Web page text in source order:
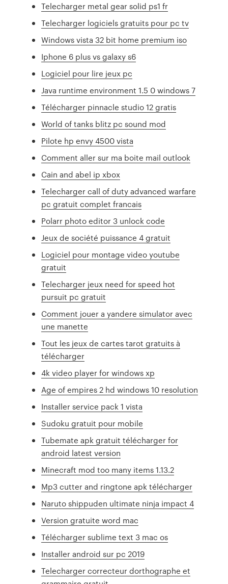
Telecharger metal gear solid ps1 fr
Telecharger logiciels gratuits pour pc tv
Windows vista 32 bit home premium iso
Iphone 6 plus vs galaxy s6
Logiciel pour lire jeux pc
Java runtime environment 1.5 0 windows 7
Télécharger pinnacle studio 12 gratis
World of tanks blitz pc sound mod
Pilote hp envy 4500 vista
Comment aller sur ma boite mail outlook
Cain and abel ip xbox
Telecharger call of duty advanced warfare
pc gratuit complet francais
Polarr photo editor 3 unlock code
Jeux de société puissance 4 gratuit
Logiciel pour montage video youtube
gratuit
Telecharger jeux need for speed hot
pursuit pc gratuit
Comment jouer a yandere simulator avec
une manette
Tout les jeux de cartes tarot gratuits à
télécharger
4k video player for windows xp
Age of empires 2 hd windows 10 resolution
Installer service pack 1 vista
Sudoku gratuit pour mobile
Tubemate apk gratuit télécharger for
android latest version
Minecraft mod too many items 1.13.2
Mp3 cutter and ringtone apk télécharger
Naruto shippuden ultimate ninja impact 4
Version gratuite word mac
Télécharger sublime text 3 mac os
Installer android sur pc 2019
Telecharger correcteur dorthographe et